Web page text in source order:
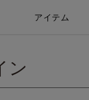
アイテム
ン